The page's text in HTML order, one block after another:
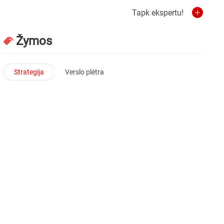
Tapk ekspertu!
Žymos
Strategija Verslo plėtra